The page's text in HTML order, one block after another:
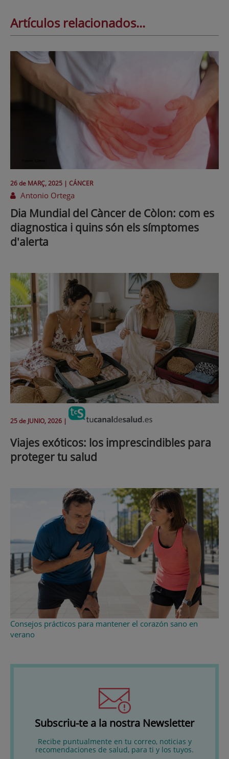
Artículos relacionados...
26 de MARÇ, 2025 | CÁNCER
Antonio Ortega
Dia Mundial del Càncer de Còlon: com es
diagnostica i quins són els símptomes
d'alerta
25 de JUNIO, 2026 |
Viajes exóticos: los imprescindibles para
proteger tu salud
Consejos prácticos para mantener el corazón sano en
verano
Subscriu-te a la nostra Newsletter
Recibe puntualmente en tu correo, noticias y
recomendaciones de salud, para ti y los tuyos.